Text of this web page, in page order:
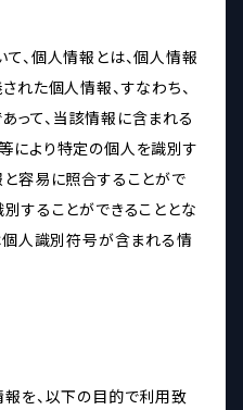
、個人情報とは、個人情報
れた個人情報、すなわち、
って、当該情報に含まれる
により特定の個人を識別す
と容易に照合することがで
することができることとな
個人識別符号が含まれる情
報を、以下の目的で利用致